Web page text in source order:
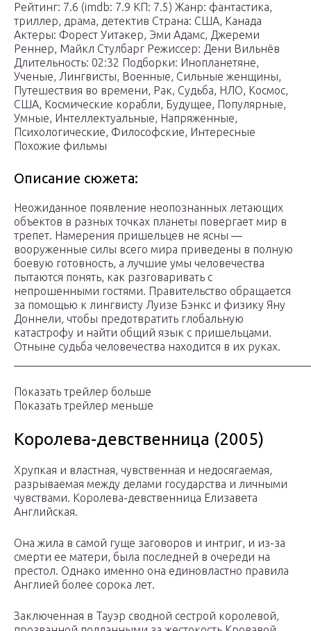
Рейтинг: 7.6 (imdb: 7.9 КП: 7.5) Жанр: фантастика,
триллер, драма, детектив Страна: США, Канада
Актеры: Форест Уитакер, Эми Адамс, Джереми
Реннер, Майкл Стулбарг Режиссер: Дени Вильнёв
Длительность: 02:32 Подборки: Инопланетяне,
Ученые, Лингвисты, Военные, Сильные женщины,
Путешествия во времени, Рак, Судьба, НЛО, Космос,
США, Космические корабли, Будущее, Популярные,
Умные, Интеллектуальные, Напряженные,
Психологические, Философские, Интересные
Похожие фильмы
Описание сюжета:
Неожиданное появление неопознанных летающих
объектов в разных точках планеты повергает мир в
трепет. Намерения пришельцев не ясны —
вооруженные силы всего мира приведены в полную
боевую готовность, а лучшие умы человечества
пытаются понять, как разговаривать с
непрошенными гостями. Правительство обращается
за помощью к лингвисту Луизе Бэнкс и физику Яну
Доннели, чтобы предотвратить глобальную
катастрофу и найти общий язык с пришельцами.
Отныне судьба человечества находится в их руках.
Показать трейлер больше
Показать трейлер меньше
Королева-девственница (2005)
Хрупкая и властная, чувственная и недосягаемая,
разрываемая между делами государства и личными
чувствами. Королева-девственница Елизавета
Английская.
Она жила в самой гуще заговоров и интриг, и из-за
смерти ее матери, была последней в очереди на
престол. Однако именно она единовластно правила
Англией более сорока лет.
Заключенная в Тауэр сводной сестрой королевой,